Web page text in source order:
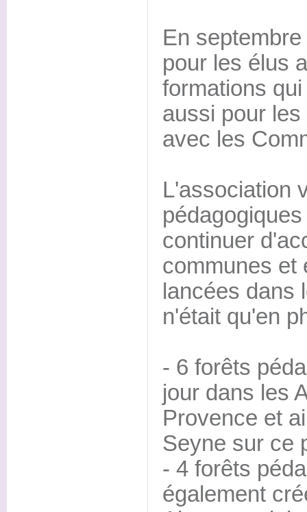
En
pour les élus
formations
aussi pour
avec les
L'association
continuer
communes et
lancées dans
n'était qu'en
- 6 forêts
jour dans les
Provence et
Seyne sur ce
- 4 forêts
également